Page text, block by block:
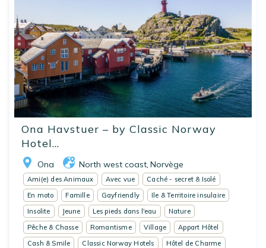
Ona Havstuer – by Classic Norway
Hotel...
Ona North west coast Norvège
Ami(e) des Animaux Avec vue
Caché - secret & Isolé
En moto
Famille Gayfriendly
Ile & Territoire insulaire
Insolite
Jeune Les pieds dans l'eau
Nature
Pêche & Chasse
Romantisme Village
Appart Hôtel
Cash & Smile
Classic Norway Hotels
Hôtel de Charme